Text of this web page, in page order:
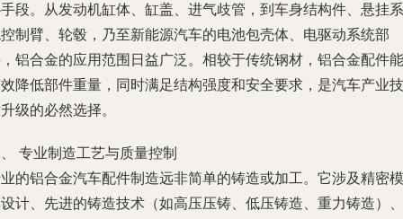
段。从发动机缸体、缸盖、进气歧管，到车身结构件、悬挂系
制臂、轮毂，乃至新能源汽车的电池包壳体、电驱动系统部
铝合金的应用范围日益广泛。相较于传统钢材，铝合金配件能
降低部件重量，同时满足结构强度和安全要求，是汽车产业技
级的必然选择。
专业制造工艺与质量控制
的铝合金汽车配件制造远非简单的铸造或加工。它涉及精密模
计、先进的铸造技术（如高压压铸、低压铸造、重力铸造）、